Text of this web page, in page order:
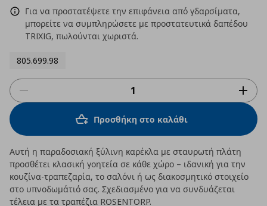
Για να προστατέψετε την επιφάνεια από γδαρσίματα,
μπορείτε να συμπληρώσετε με προστατευτικά δαπέδου
TRIXIG, πωλούνται χωριστά.
805.699.98
Προσθήκη στο καλάθι
Αυτή η παραδοσιακή ξύλινη καρέκλα με σταυρωτή πλάτη
προσθέτει κλασική γοητεία σε κάθε χώρο – ιδανική για την
κουζίνα-τραπεζαρία, το σαλόνι ή ως διακοσμητικό στοιχείο
στο υπνοδωμάτιό σας. Σχεδιασμένο για να συνδυάζεται
τέλεια με τα τραπέζια ROSENTORP.